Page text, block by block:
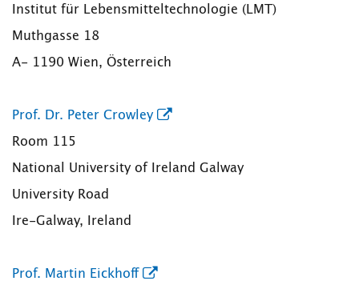
Institut für Lebensmitteltechnologie (LMT)
Muthgasse 18
A- 1190 Wien, Österreich
Prof. Dr. Peter Crowley
Room 115
National University of Ireland Galway
University Road
Ire-Galway, Ireland
Prof. Martin Eickhoff